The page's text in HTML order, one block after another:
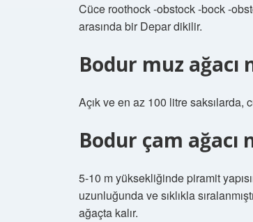
Cüce roothock -obstock -bock -
arasında bir Depar dikilir.
Bodur muz ağacı
Açık ve en az 100 litre
Bodur çam ağacı
5-10 m yüksekliğinde piramit
uzunluğunda ve sıklıkla
ağaçta kalır.